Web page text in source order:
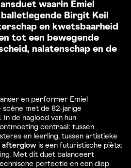
waarin Emiel
Birgit Keil
en kwetsbaarheid
tot een bewegende
nalatenschap en de
en performer Emiel
scène met de 82-jarige
In de nagloed van hun
centraal: tussen
en leerling, tussen artistieke
afterglow is een futuristische pièta:
Met dit duet balanceert
perfectie en een diep